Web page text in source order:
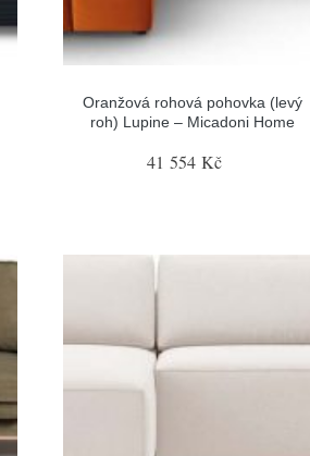
Oranžová rohová pohovka (levý
roh) Lupine – Micadoni Home
41 554 Kč